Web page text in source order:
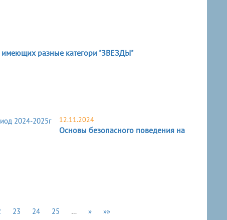
имеющих разные категори "ЗВЕЗДЫ"
12.11.2024
Основы безопасного поведения на
23 24 25 … » »»